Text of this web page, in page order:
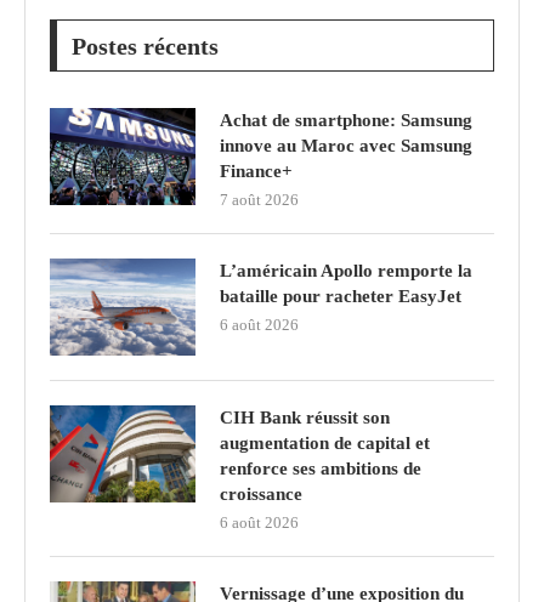
Postes récents
Achat de smartphone: Samsung
innove au Maroc avec Samsung
Finance+
7 août 2026
L’américain Apollo remporte la
bataille pour racheter EasyJet
6 août 2026
CIH Bank réussit son
augmentation de capital et
renforce ses ambitions de
croissance
6 août 2026
Vernissage d’une exposition du